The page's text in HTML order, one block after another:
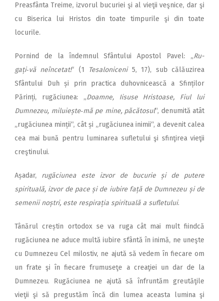
Preasfânta Treime, izvorul bucuriei şi al vieţii veşnice, dar şi
cu Biserica lui Hristos din toate timpurile şi din toate
locurile.
Pornind de la îndemnul Sfân­tului Apostol Pavel: „Ru­
gați‑vă neîncetat!“ (1 Tesaloniceni5, 17), sub călăuzirea
Sfântului Duh și prin practica duhovnicească a Sfinților
Părinți, rugăciunea: „Doamne, Iisuse Hristoase, Fiul lui
Dumnezeu, miluiește‑mă pe mine, păcătosul“, denumită atât
„rugăciunea minții“, cât și „rugăciunea inimii“, a devenit calea
cea mai bună pentru luminarea sufletului şi sfinţirea vieţii
creştinului.
Așadar, rugăciunea este izvor de bucurie și de putere
spirituală, izvor de pace și de iubire față de Dumnezeu și de
semenii noștri, este respirația spirituală a sufletului.
Tânărul creștin ortodox se va ruga cât mai mult fiindcă
rugăciunea ne aduce multă iubire sfântă în inimă, ne uneşte
cu Dumnezeu Cel milostiv, ne ajută să vedem în fiecare om
un frate şi în fiecare frumuseţe a creaţiei un dar de la
Dumnezeu. Rugăciunea ne ajută să înfruntăm greutăţile
vieţii şi să pregustăm încă din lumea aceasta lumina şi